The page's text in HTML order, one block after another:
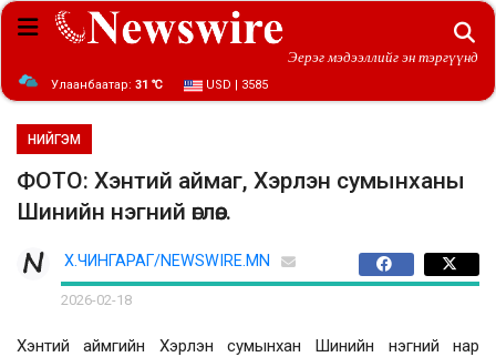
Эерэг мэдээллийг эн тэргүүнд
Улаанбаатар: 31 ℃ USD | 3585
НИЙГЭМ
ФОТО: Хэнтий аймаг, Хэрлэн сумынханы
Шинийн нэгний өглөө...
Х.ЧИНГАРАГ/NEWSWIRE.MN
2026-02-18
Хэнтий аймгийн Хэрлэн сумынхан Шинийн нэгний нар